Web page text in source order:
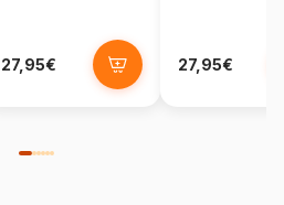
27,95€ 27,95€